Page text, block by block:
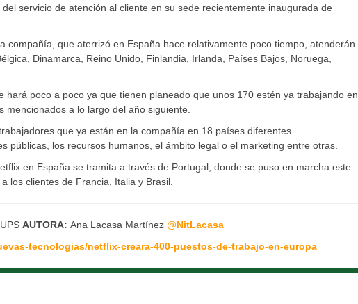
servicio de atención al cliente en su sede recientemente inaugurada de
compañía, que aterrizó en España hace relativamente poco tiempo, atenderán
Dinamarca, Reino Unido, Finlandia, Irlanda, Países Bajos, Noruega,
poco a poco ya que tienen planeado que unos 170 estén ya trabajando en
mencionados a lo largo del año siguiente.
que ya están en la compañía en 18 países diferentes
públicas, los recursos humanos, el ámbito legal o el marketing entre otras.
en España se tramita a través de Portugal, donde se puso en marcha este
los clientes de Francia, Italia y Brasil.
AUTORA: Ana Lacasa Martínez @NitLacasa
tecnologias/netflix-creara-400-puestos-de-trabajo-en-europa